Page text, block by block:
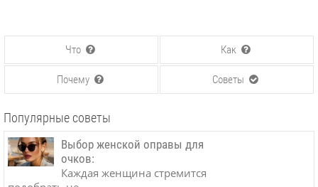
Что Как
Почему Советы
Популярные советы
Выбор женской оправы для
очков:
Каждая женщина стремится